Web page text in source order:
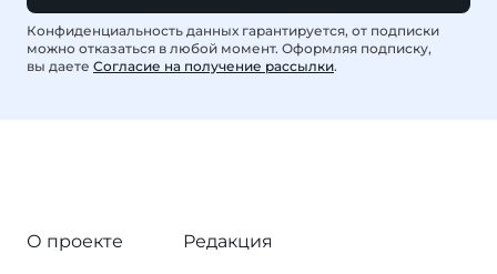
Конфиденциальность данных гарантируется, от подписки
можно отказаться в любой момент. Оформляя подписку,
вы даете Согласие на получение рассылки.
О проекте
Редакция